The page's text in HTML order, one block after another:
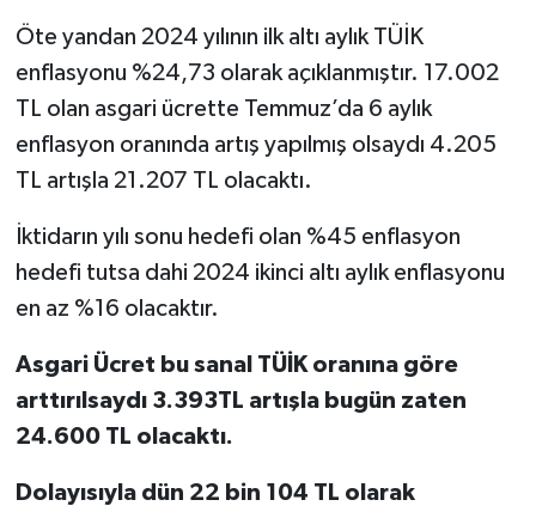
Öte yandan 2024 yılının ilk altı aylık TÜİK
enflasyonu %24,73 olarak açıklanmıştır. 17.002
TL olan asgari ücrette Temmuz’da 6 aylık
enflasyon oranında artış yapılmış olsaydı 4.205
TL artışla 21.207 TL olacaktı.
İktidarın yılı sonu hedefi olan %45 enflasyon
hedefi tutsa dahi 2024 ikinci altı aylık enflasyonu
en az %16 olacaktır.
Asgari Ücret bu sanal TÜİK oranına göre
arttırılsaydı 3.393TL artışla bugün zaten
24.600 TL olacaktı.
Dolayısıyla dün 22 bin 104 TL olarak